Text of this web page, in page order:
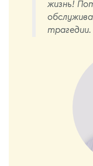
жизнь!
трагедии.